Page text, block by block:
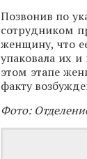
Позвонив по
сотрудником
женщину, что
упаковала их
этом этапе
факту
Фото: